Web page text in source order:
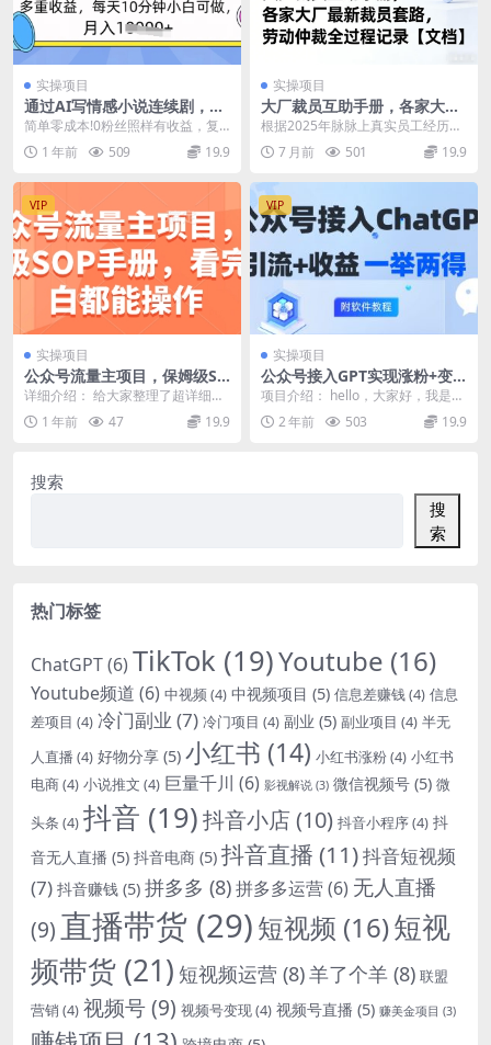
实操项目
通过AI写情感小说连续剧，长
期持续的输出，最新玩法
简单零成本!0粉丝照样有收益，复
制粘贴即可，不需要动脑子，当天
发布，第二天见收益...
1 年前 509 19.9
实操项目
大厂裁员互助手册，各家大厂
最新裁员套路，劳动仲裁全过
程记录【文档】
根据2025年脉脉上真实员工经历整
理 第一章裁员预警：这些信号出
现，你得小心了 ...
7 月前 501 19.9
VIP
实操项目
公众号流量主项目，保姆级SO
P手册，看完小白都能操作
详细介绍： 给大家整理了超详细的
公众号流量主SOP手册教程，从公
众号的介绍、开通...
1 年前 47 19.9
VIP
实操项目
公众号接入GPT实现涨粉+变
现两不误，轻松日入200+
项目介绍： hello，大家好，我是付
付。今天给大家带来一个小而美的
项目。通过我...
2 年前 503 19.9
搜索
搜
索
热门标签
ChatGPT(6) TikTok (19)Youtube (16)
Youtube频道 (6) 中视频(4) 中视频项目 (5) 信息差赚钱(4) 信息
差项目 (4) 冷门副业 (7) 冷门项目 (4) 副业 (5) 副业项目 (4) 半无
人直播 (4) 好物分享 (5) 小红书 (14) 小红书涨粉(4) 小红书
电商(4) 小说推文 (4) 巨量千川 (6) 影视解说 (3) 微信视频号 (5) 微
头条 (4) 抖音 (19)抖音小店(10) 抖音小程序(4) 抖
音无人直播 (5) 抖音电商 (5) 抖音直播 (11)抖音短视频
(7) 抖音赚钱 (5) 拼多多 (8)拼多多运营(6) 无人直播
(9) 直播带货 (29)短视频 (16)短视
频带货 (21) 短视频运营 (8)羊了个羊 (8) 联盟
营销 (4) 视频号(9) 视频号变现(4) 视频号直播 (5) 赚美金项目 (3)